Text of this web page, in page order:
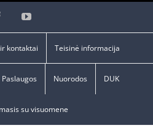
FacebookYouTube
kontaktai Teisinė informacija
Paslaugos Nuorodos DUK
su visuomene